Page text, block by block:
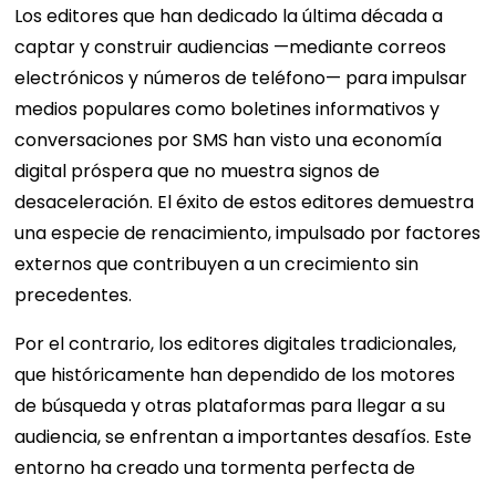
Los editores que han dedicado la última década a
captar y construir audiencias —mediante correos
electrónicos y números de teléfono— para impulsar
medios populares como boletines informativos y
conversaciones por SMS han visto una economía
digital próspera que no muestra signos de
desaceleración. El éxito de estos editores demuestra
una especie de renacimiento, impulsado por factores
externos que contribuyen a un crecimiento sin
precedentes.
Por el contrario, los editores digitales tradicionales,
que históricamente han dependido de los motores
de búsqueda y otras plataformas para llegar a su
audiencia, se enfrentan a importantes desafíos. Este
entorno ha creado una tormenta perfecta de